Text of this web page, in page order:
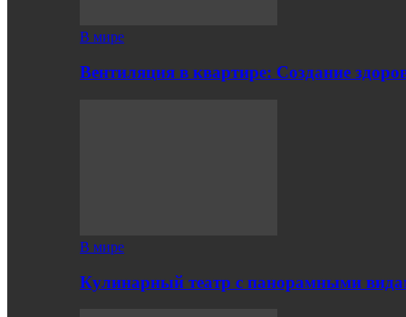
В мире
Вентиляция в квартире: Создание
В мире
Кулинарный театр с панорамными